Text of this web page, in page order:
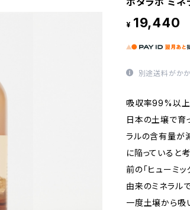
¥ 19,440
別途送料がかか
吸収率99%以上
日本の土壌で育
ラルの含有量が
に陥っていると
前の「ヒューミ
由来のミネラル
一度土壌から吸